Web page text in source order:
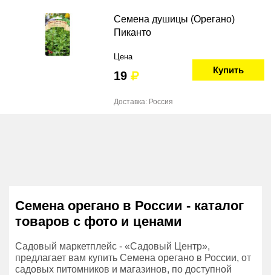
Семена душицы (Орегано)
Пиканто
Цена
19 Купить
Доставка: Россия
Семена орегано в России - каталог
товаров с фото и ценами
Садовый маркетплейс - «Садовый Центр»,
предлагает вам купить Семена орегано в России, от
садовых питомников и магазинов, по доступной